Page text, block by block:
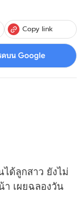
Copy link
ดบน Google
ด้ลูกสาว ยังไม่
เผยฉลองวัน